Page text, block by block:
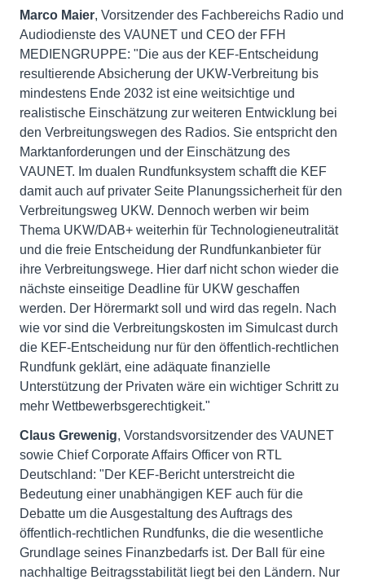
Marco Maier, Vorsitzender des Fachbereichs Radio und
Audiodienste des VAUNET und CEO der FFH
MEDIENGRUPPE: "Die aus der KEF-Entscheidung
resultierende Absicherung der UKW-Verbreitung bis
mindestens Ende 2032 ist eine weitsichtige und
realistische Einschätzung zur weiteren Entwicklung bei
den Verbreitungswegen des Radios. Sie entspricht den
Marktanforderungen und der Einschätzung des
VAUNET. Im dualen Rundfunksystem schafft die KEF
damit auch auf privater Seite Planungssicherheit für den
Verbreitungsweg UKW. Dennoch werben wir beim
Thema UKW/DAB+ weiterhin für Technologieneutralität
und die freie Entscheidung der Rundfunkanbieter für
ihre Verbreitungswege. Hier darf nicht schon wieder die
nächste einseitige Deadline für UKW geschaffen
werden. Der Hörermarkt soll und wird das regeln. Nach
wie vor sind die Verbreitungskosten im Simulcast durch
die KEF-Entscheidung nur für den öffentlich-rechtlichen
Rundfunk geklärt, eine adäquate finanzielle
Unterstützung der Privaten wäre ein wichtiger Schritt zu
mehr Wettbewerbsgerechtigkeit."
Claus Grewenig, Vorstandsvorsitzender des VAUNET
sowie Chief Corporate Affairs Officer von RTL
Deutschland: "Der KEF-Bericht unterstreicht die
Bedeutung einer unabhängigen KEF auch für die
Debatte um die Ausgestaltung des Auftrags des
öffentlich-rechtlichen Rundfunks, die die wesentliche
Grundlage seines Finanzbedarfs ist. Der Ball für eine
nachhaltige Beitragsstabilität liegt bei den Ländern. Nur